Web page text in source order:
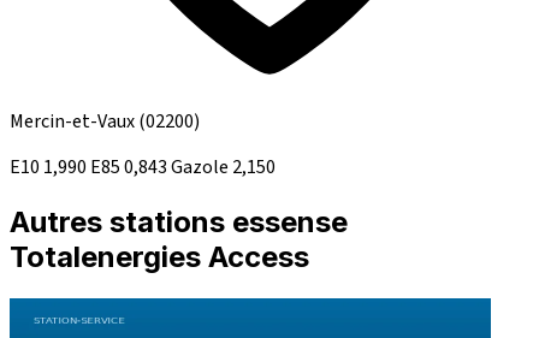
Mercin-et-Vaux(02200)
E10 1,990 E850,843Gazole 2,150
Autres stations essense
Totalenergies Access